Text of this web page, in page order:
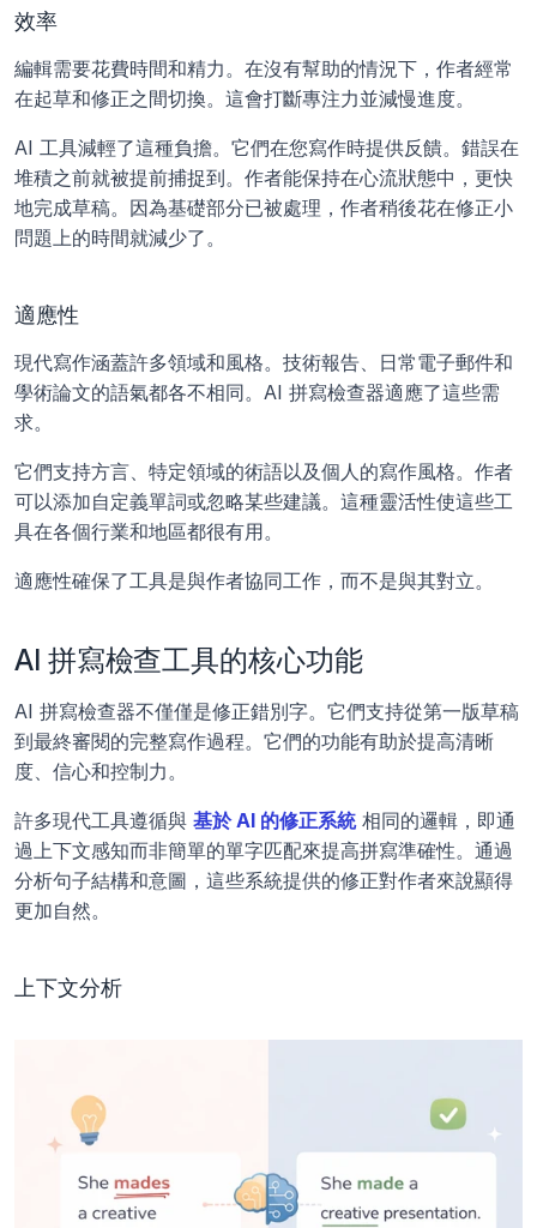
效率
編輯需要花費時間和精力。在沒有幫助的情況下，作者經常
在起草和修正之間切換。這會打斷專注力並減慢進度。
AI 工具減輕了這種負擔。它們在您寫作時提供反饋。錯誤在
堆積之前就被提前捕捉到。作者能保持在心流狀態中，更快
地完成草稿。因為基礎部分已被處理，作者稍後花在修正小
問題上的時間就減少了。
適應性
現代寫作涵蓋許多領域和風格。技術報告、日常電子郵件和
學術論文的語氣都各不相同。AI 拼寫檢查器適應了這些需
求。
它們支持方言、特定領域的術語以及個人的寫作風格。作者
可以添加自定義單詞或忽略某些建議。這種靈活性使這些工
具在各個行業和地區都很有用。
適應性確保了工具是與作者協同工作，而不是與其對立。
AI 拼寫檢查工具的核心功能
AI 拼寫檢查器不僅僅是修正錯別字。它們支持從第一版草稿
到最終審閱的完整寫作過程。它們的功能有助於提高清晰
度、信心和控制力。
許多現代工具遵循與 基於 AI 的修正系統 相同的邏輯，即通
過上下文感知而非簡單的單字匹配來提高拼寫準確性。通過
分析句子結構和意圖，這些系統提供的修正對作者來說顯得
更加自然。
上下文分析